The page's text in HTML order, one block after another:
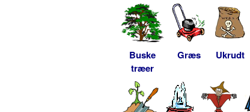
Buske
træer
Græs Ukrudt